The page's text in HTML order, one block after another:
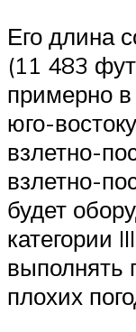
Его длина
(11 483
примерно
юго-
взлетно-
взлетно-
будет
категории
выполнять
плохих